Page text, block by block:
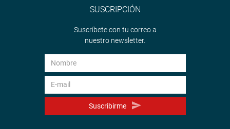
SUSCRIPCIÓN
Suscríbete con tu correo a
nuestro newsletter.
Suscribirme